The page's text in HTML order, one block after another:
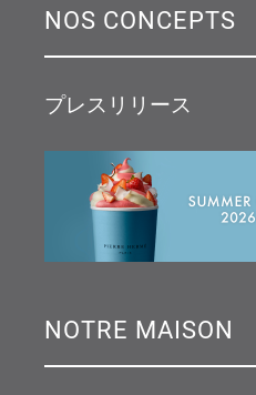
NOS CONCEPTS
プレスリリース
NOTRE MAISON